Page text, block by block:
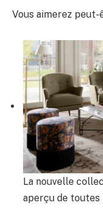
Vous aimerez peut-
La nouvelle
aperçu de toutes